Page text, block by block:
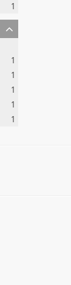
1
1
1
1
1
1